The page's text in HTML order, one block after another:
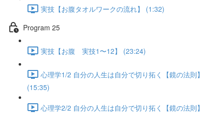
実技【お腹タオルワークの流れ】 (1:32)
Program 25
実技【お腹 実技1〜12】 (23:24)
心理学1/2 自分の人生は自分で切り拓く【鏡の法則】
(15:35)
心理学2/2 自分の人生は自分で切り拓く【鏡の法則】